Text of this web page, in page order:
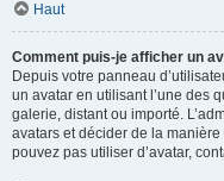
Haut
Comment puis-je afficher un
Depuis votre panneau
un avatar en utilisant l’une des
galerie, distant ou importé.
avatars et décider de la
pouvez pas utiliser d’avatar,